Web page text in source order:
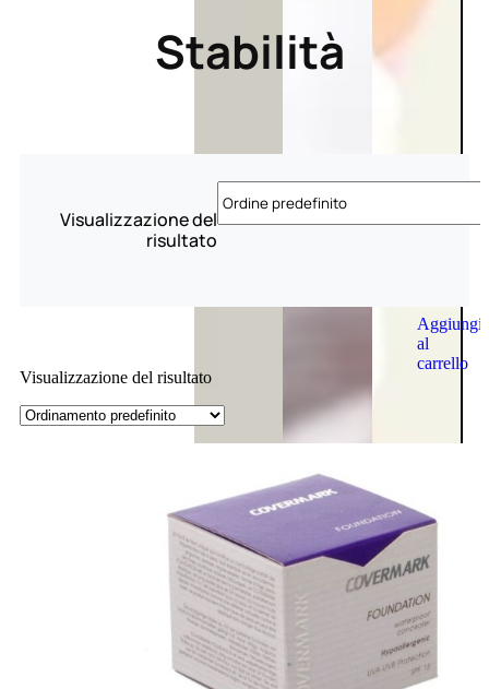
Aggiungi
al
carrello
Stabilità
Visualizzazione del
risultato
Visualizzazione del risultato